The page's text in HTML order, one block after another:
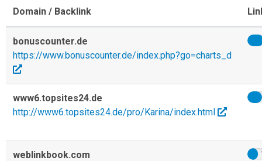
Domain / Backlink
bonuscounter.de
https://www.bonuscounter.de/index.php?go=charts_d
www6.topsites24.de
http://www6.topsites24.de/pro/Karina/index.html
weblinkbook.com